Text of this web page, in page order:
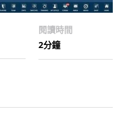
閱讀時間
2分鐘